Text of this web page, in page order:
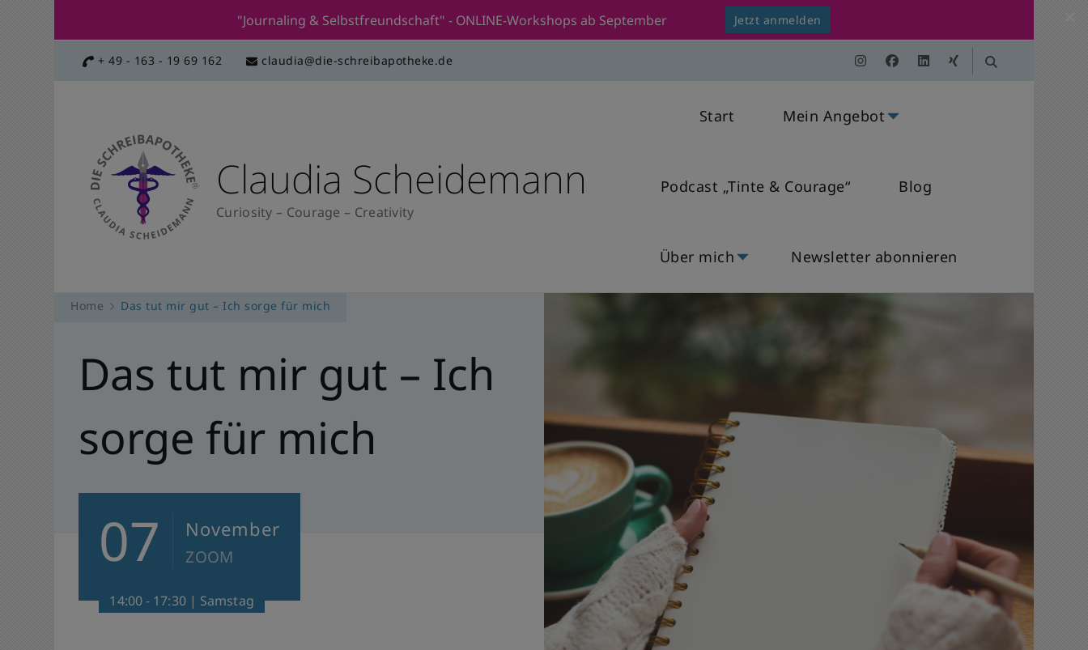
"Journaling & Selbstfreundschaft" - ONLINE-Workshops ab September Jetzt anmelden
+ 49 - 163 - 19 69 162 claudia@die-schreibapotheke.de
Claudia Scheidemann
Curiosity – Courage – Creativity
Start Mein Angebot
Podcast „Tinte & Courage“ Blog
Über mich Newsletter abonnieren
Home Das tut mir gut – Ich sorge für mich
Das tut mir gut – Ich
sorge für mich
07 November
ZOOM
14:00 - 17:30 | Samstag